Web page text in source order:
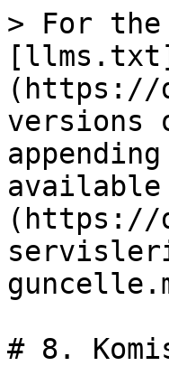
> For the
[llms.txt]
(https://
versions
available
(https://
# 8.